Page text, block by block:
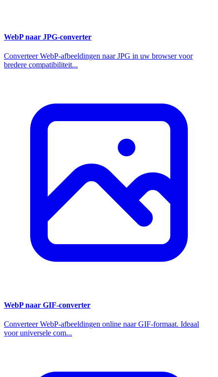
WebP naar JPG-converter
Converteer WebP-afbeeldingen naar JPG in uw browser voor
bredere compatibiliteit...
WebP naar GIF-converter
Converteer WebP-afbeeldingen online naar GIF-formaat. Ideaal
voor universele com...